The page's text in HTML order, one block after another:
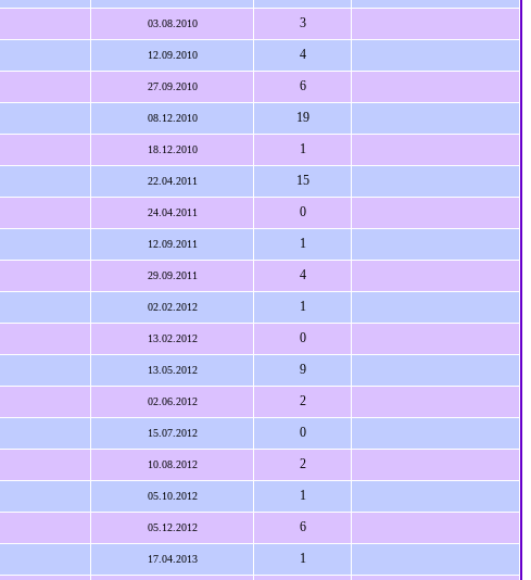
03.08.2010 3
12.09.2010 4
27.09.2010 6
08.12.2010 19
18.12.2010 1
22.04.2011 15
24.04.2011 0
12.09.2011 1
29.09.2011 4
02.02.2012 1
13.02.2012 0
13.05.2012 9
02.06.2012 2
15.07.2012 0
10.08.2012 2
05.10.2012 1
05.12.2012 6
17.04.2013 1